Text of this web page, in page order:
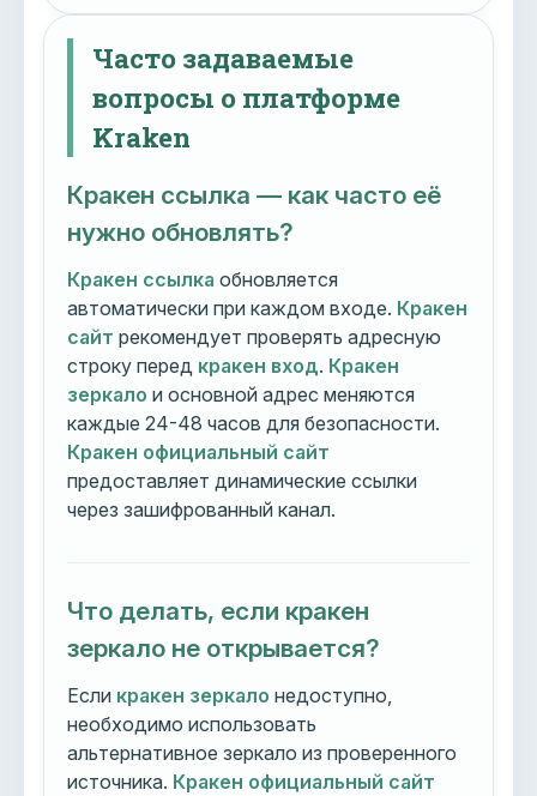
Часто задаваемые
вопросы о платформе
Kraken
Кракен ссылка — как часто её
нужно обновлять?
Кракен ссылка обновляется
автоматически при каждом входе. Кракен
сайт рекомендует проверять адресную
строку перед кракен вход. Кракен
зеркало и основной адрес меняются
каждые 24-48 часов для безопасности.
Кракен официальный сайт
предоставляет динамические ссылки
через зашифрованный канал.
Что делать, если кракен
зеркало не открывается?
Если кракен зеркало недоступно,
необходимо использовать
альтернативное зеркало из проверенного
источника. Кракен официальный сайт